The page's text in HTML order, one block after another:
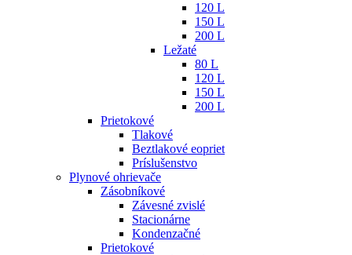
120 L
150 L
200 L
Ležaté
80 L
120 L
150 L
200 L
Prietokové
Tlakové
Beztlakové eopriet
Príslušenstvo
Plynové ohrievače
Zásobníkové
Závesné zvislé
Stacionárne
Kondenzačné
Prietokové